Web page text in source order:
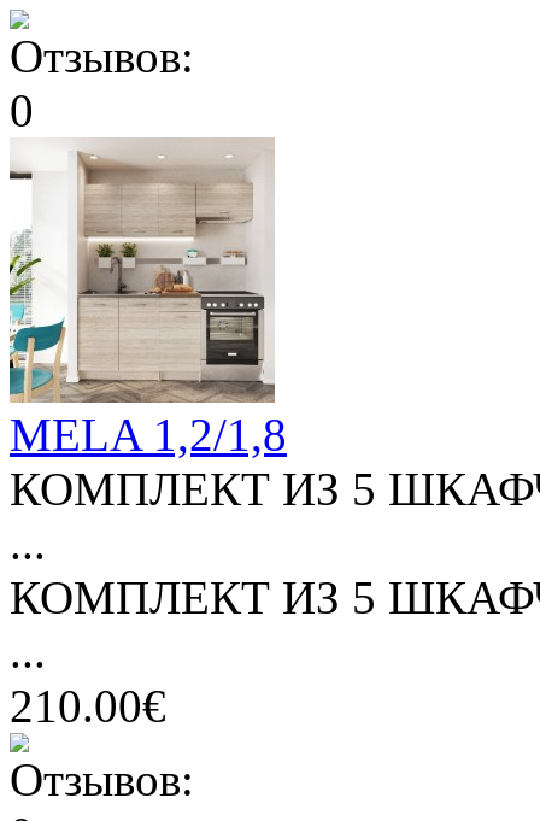
MELA 1,2/1,8
КОМПЛЕКТ ИЗ 5
...
КОМПЛЕКТ ИЗ 5
...
210.00€